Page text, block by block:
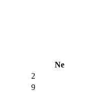
Ne
2
9